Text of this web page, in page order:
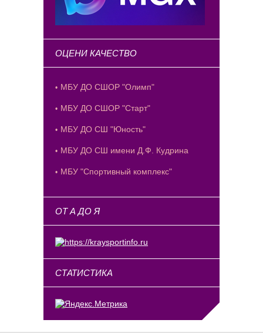
ОЦЕНИ КАЧЕСТВО
МБУ ДО СШОР "Олимп"
МБУ ДО СШОР "Старт"
МБУ ДО СШ "Юность"
МБУ ДО СШ имени Д.Ф. Кудрина
МБУ "Спортивный комплекс"
ОТ А ДО Я
СТАТИСТИКА